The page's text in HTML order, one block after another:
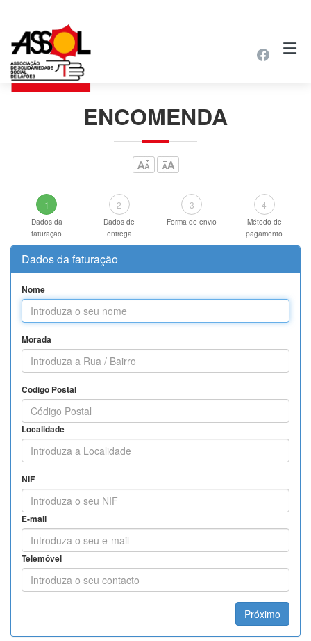
ENCOMENDA
1
Dados da
faturação
2
Dados de
entrega
3
Forma de envio
4
Método de
pagamento
Dados da faturação
Nome
Morada
Codigo Postal
Localidade
NIF
E-mail
Telemóvel
Próximo
Fechar